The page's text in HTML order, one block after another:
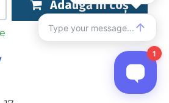
Adaugă în coș